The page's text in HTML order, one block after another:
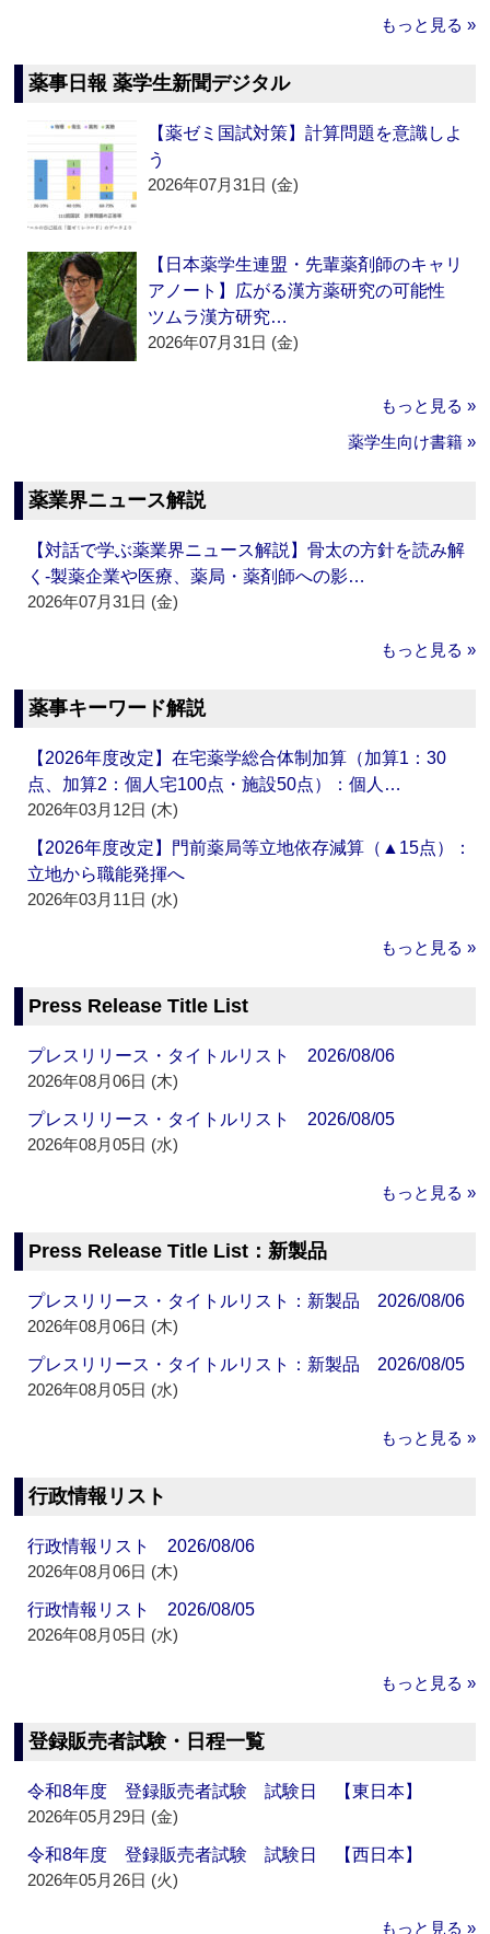
もっと見る »
薬事日報 薬学生新聞デジタル
【薬ゼミ国試対策】計算問題を意識しよ
う
2026年07月31日 (金)
【日本薬学生連盟・先輩薬剤師のキャリ
アノート】広がる漢方薬研究の可能性
ツムラ漢方研究…
2026年07月31日 (金)
もっと見る »
薬学生向け書籍 »
薬業界ニュース解説
【対話で学ぶ薬業界ニュース解説】骨太の方針を読み解
く‐製薬企業や医療、薬局・薬剤師への影…
2026年07月31日 (金)
もっと見る »
薬事キーワード解説
【2026年度改定】在宅薬学総合体制加算（加算1：30
点、加算2：個人宅100点・施設50点）：個人…
2026年03月12日 (木)
【2026年度改定】門前薬局等立地依存減算（▲15点）：
立地から職能発揮へ
2026年03月11日 (水)
もっと見る »
Press Release Title List
プレスリリース・タイトルリスト 2026/08/06
2026年08月06日 (木)
プレスリリース・タイトルリスト 2026/08/05
2026年08月05日 (水)
もっと見る »
Press Release Title List：新製品
プレスリリース・タイトルリスト：新製品 2026/08/06
2026年08月06日 (木)
プレスリリース・タイトルリスト：新製品 2026/08/05
2026年08月05日 (水)
もっと見る »
行政情報リスト
行政情報リスト 2026/08/06
2026年08月06日 (木)
行政情報リスト 2026/08/05
2026年08月05日 (水)
もっと見る »
登録販売者試験・日程一覧
令和8年度 登録販売者試験 試験日 【東日本】
2026年05月29日 (金)
令和8年度 登録販売者試験 試験日 【西日本】
2026年05月26日 (火)
もっと見る »